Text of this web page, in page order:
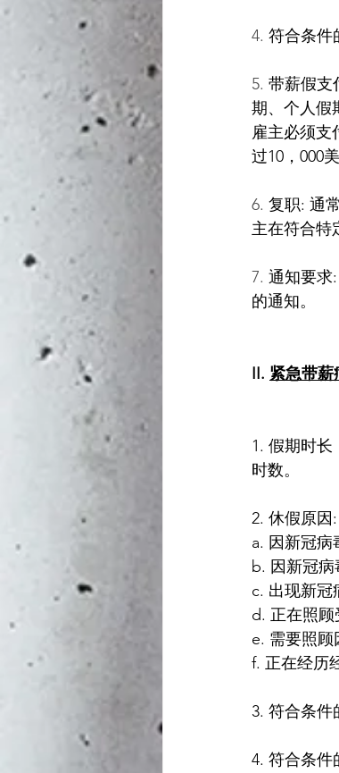
4. 符合条件
5. 带薪假支
期、个人假
雇主必须支
过10，000美
6. 复职: 通
主在符合特
7. 通知要求
的通知。
II. 紧急带薪
1. 假期时
时数。
2. 休假原因
a. 因新冠病
b. 因新冠病
c. 出现新冠
d. 正在照顾
e. 需要照顾
f. 正在经历
3. 符合条件
4. 符合条件